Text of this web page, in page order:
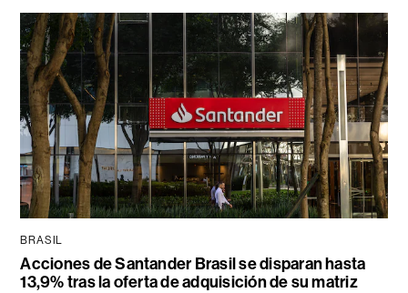
BRASIL
Acciones de Santander Brasil se disparan hasta
13,9% tras la oferta de adquisición de su matriz